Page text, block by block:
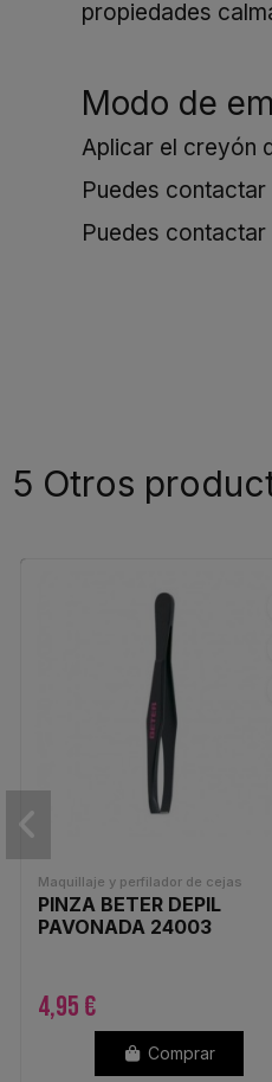
propiedades
Modo de
Aplicar el creyón
Puedes
Puedes
5 Otros
Maquillaje y perfilador de cejas
PINZA BETER DEPIL
PAVONADA 24003
4,95 €
Comprar